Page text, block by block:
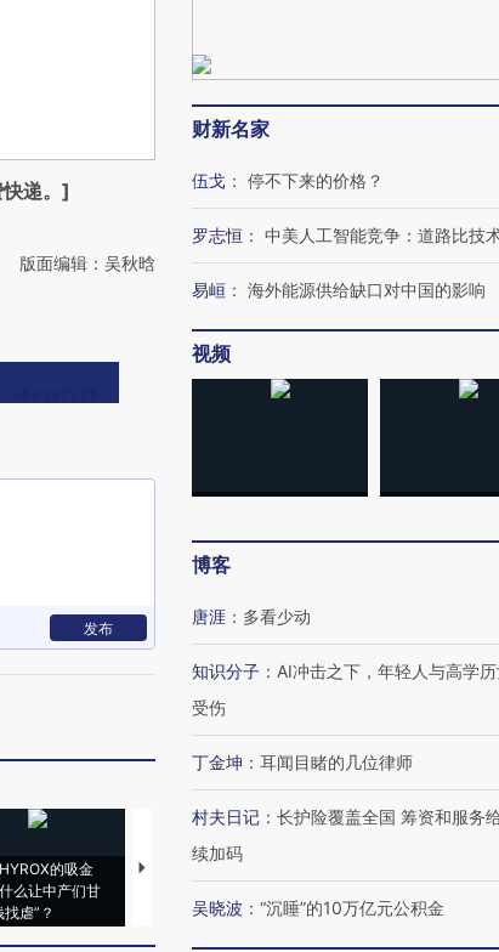
快递。]
版面编辑：吴秋晗
发布
的吸金
么让中产们甘
虐”？
马航飞行员跨国走私7万
育部长拱下台
财新名家
伍戈 ： 停不下来的价格？
罗志恒 ： 中美人工智能竞争：道路比技
易峘 ： 海外能源供给缺口对中国的影响
视频
博客
唐涯 ： 多看少动
知识分子 ： AI冲击之下，年轻人与高学
受伤
丁金坤 ： 耳闻目睹的几位律师
村夫日记 ： 长护险覆盖全国 筹资和服务
续加码
吴晓波 ： “沉睡”的10万亿元公积金